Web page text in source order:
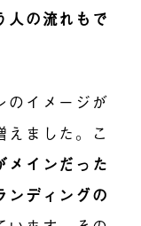
人の流れもで
のイメージが
えました。こ
メインだった
ンディングの